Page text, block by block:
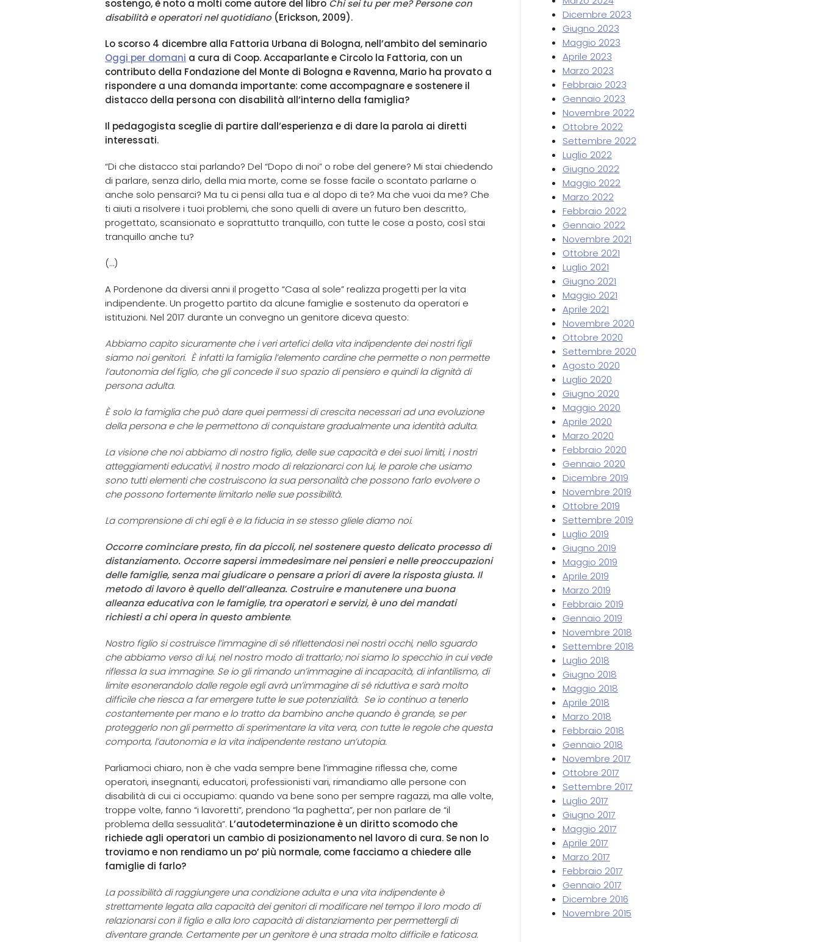
sostengo, è noto a molti come autore del libro Chi sei tu per me? Persone con
disabilità e operatori nel quotidiano(Erickson, 2009).
Lo scorso 4 dicembre alla Fattoria Urbana di Bologna, nell’ambito del seminario
Oggi per domani a cura di Coop. Accaparlante e Circolo la Fattoria, con un
contributo della Fondazione del Monte di Bologna e Ravenna, Mario ha provato a
rispondere a una domanda importante: come accompagnare e sostenere il
distacco della persona con disabilità all’interno della famiglia?
Il pedagogista sceglie di partire dall’esperienza e di dare la parola ai diretti
interessati.
“Di che distacco stai parlando? Del “Dopo di noi” o robe del genere? Mi stai chiedendo
di parlare, senza dirlo, della mia morte, come se fosse facile o scontato parlarne o
anche solo pensarci? Ma tu ci pensi alla tua e al dopo di te? Ma che vuoi da me? Che
ti aiuti a risolvere i tuoi problemi, che sono quelli di avere un futuro ben descritto,
progettato, scansionato e soprattutto tranquillo, con tutte le cose a posto, così stai
tranquillo anche tu?
(…)
A Pordenone da diversi anni il progetto “Casa al sole” realizza progetti per la vita
indipendente. Un progetto partito da alcune famiglie e sostenuto da operatori e
istituzioni. Nel 2017 durante un convegno un genitore diceva questo:
Abbiamo capito sicuramente che i veri artefici della vita indipendente dei nostri figli
siamo noi genitori. È infatti la famiglia l’elemento cardine che permette o non permette
l’autonomia del figlio, che gli concede il suo spazio di pensiero e quindi la dignità di
persona adulta.
È solo la famiglia che può dare quei permessi di crescita necessari ad una evoluzione
della persona e che le permettono di conquistare gradualmente una identità adulta.
La visione che noi abbiamo di nostro figlio, delle sue capacità e dei suoi limiti, i nostri
atteggiamenti educativi, il nostro modo di relazionarci con lui, le parole che usiamo
sono tutti elementi che costruiscono la sua personalità che possono farlo evolvere o
che possono fortemente limitarlo nelle sue possibilità.
La comprensione di chi egli è e la fiducia in se stesso gliele diamo noi.
Occorre cominciare presto, fin da piccoli, nel sostenere questo delicato processo di
distanziamento. Occorre sapersi immedesimare nei pensieri e nelle preoccupazioni
delle famiglie, senza mai giudicare o pensare a priori di avere la risposta giusta. Il
metodo di lavoro è quello dell’alleanza. Costruire e manutenere una buona
alleanza educativa con le famiglie, tra operatori e servizi, è uno dei mandati
richiesti a chi opera in questo ambiente.
Nostro figlio si costruisce l’immagine di sé riflettendosi nei nostri occhi, nello sguardo
che abbiamo verso di lui, nel nostro modo di trattarlo; noi siamo lo specchio in cui vede
riflessa la sua immagine. Se io gli rimando un’immagine di incapacità, di infantilismo, di
limite esonerandolo dalle regole egli avrà un’immagine di sé riduttiva e sarà molto
difficile che riesca a far emergere tutte le sue potenzialità. Se io continuo a tenerlo
costantemente per mano e lo tratto da bambino anche quando è grande, se per
proteggerlo non gli permetto di sperimentare la vita vera, con tutte le regole che questa
comporta, l’autonomia e la vita indipendente restano un’utopia.
Parliamoci chiaro, non è che vada sempre bene l’immagine riflessa che, come
operatori, insegnanti, educatori, professionisti vari, rimandiamo alle persone con
disabilità di cui ci occupiamo: quando va bene sono per sempre ragazzi, ma alle volte,
troppe volte, fanno “i lavoretti”, prendono “la paghetta”, per non parlare de “il
problema della sessualità”. L’autodeterminazione è un diritto scomodo che
richiede agli operatori un cambio di posizionamento nel lavoro di cura. Se non lo
troviamo e non rendiamo un po’ più normale, come facciamo a chiedere alle
famiglie di farlo?
La possibilità di raggiungere una condizione adulta e una vita indipendente è
strettamente legata alla capacità dei genitori di modificare nel tempo il loro modo di
relazionarsi con il figlio e alla loro capacità di distanziamento per permettergli di
diventare grande. Certamente per un genitore è una strada molto difficile e faticosa.
Dicembre 2023
Giugno 2023
Maggio 2023
Aprile 2023
Marzo 2023
Febbraio 2023
Gennaio 2023
Novembre 2022
Ottobre 2022
Settembre 2022
Luglio 2022
Giugno 2022
Maggio 2022
Marzo 2022
Febbraio 2022
Gennaio 2022
Novembre 2021
Ottobre 2021
Luglio 2021
Giugno 2021
Maggio 2021
Aprile 2021
Novembre 2020
Ottobre 2020
Settembre 2020
Agosto 2020
Luglio 2020
Giugno 2020
Maggio 2020
Aprile 2020
Marzo 2020
Febbraio 2020
Gennaio 2020
Dicembre 2019
Novembre 2019
Ottobre 2019
Settembre 2019
Luglio 2019
Giugno 2019
Maggio 2019
Aprile 2019
Marzo 2019
Febbraio 2019
Gennaio 2019
Novembre 2018
Settembre 2018
Luglio 2018
Giugno 2018
Maggio 2018
Aprile 2018
Marzo 2018
Febbraio 2018
Gennaio 2018
Novembre 2017
Ottobre 2017
Settembre 2017
Luglio 2017
Giugno 2017
Maggio 2017
Aprile 2017
Marzo 2017
Febbraio 2017
Gennaio 2017
Dicembre 2016
Novembre 2015